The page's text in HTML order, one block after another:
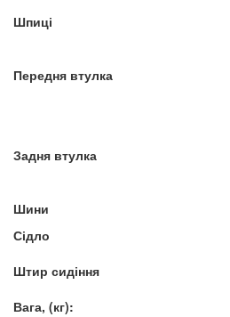
Шпиці
Передня втулка
Задня втулка
Шини
Сідло
Штир сидіння
Вага, (кг):